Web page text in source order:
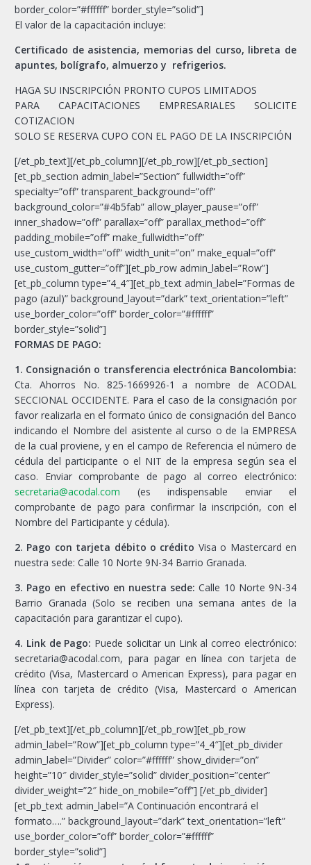
border_color=”#ffffff” border_style=”solid”]
El valor de la capacitación incluye:
Certificado de asistencia, memorias del curso, libreta de
apuntes, bolígrafo, almuerzo y refrigerios.
HAGA SU INSCRIPCIÓN PRONTO CUPOS LIMITADOS
PARA CAPACITACIONES EMPRESARIALES SOLICITE
COTIZACION
SOLO SE RESERVA CUPO CON EL PAGO DE LA INSCRIPCIÓN
[/et_pb_text][/et_pb_column][/et_pb_row][/et_pb_section]
[et_pb_section admin_label=”Section” fullwidth=”off”
specialty=”off” transparent_background=”off”
background_color=”#4b5fab” allow_player_pause=”off”
inner_shadow=”off” parallax=”off” parallax_method=”off”
padding_mobile=”off” make_fullwidth=”off”
use_custom_width=”off” width_unit=”on” make_equal=”off”
use_custom_gutter=”off”][et_pb_row admin_label=”Row”]
[et_pb_column type=”4_4″][et_pb_text admin_label=”Formas de
pago (azul)” background_layout=”dark” text_orientation=”left”
use_border_color=”off” border_color=”#ffffff”
border_style=”solid”]
FORMAS DE PAGO:
1. Consignación o transferencia electrónica Bancolombia:
Cta. Ahorros No. 825-1669926-1 a nombre de ACODAL
SECCIONAL OCCIDENTE. Para el caso de la consignación por
favor realizarla en el formato único de consignación del Banco
indicando el Nombre del asistente al curso o de la EMPRESA
de la cual proviene, y en el campo de Referencia el número de
cédula del participante o el NIT de la empresa según sea el
caso. Enviar comprobante de pago al correo electrónico:
secretaria@acodal.com (es indispensable enviar el
comprobante de pago para confirmar la inscripción, con el
Nombre del Participante y cédula).
2. Pago con tarjeta débito o crédito Visa o Mastercard en
nuestra sede: Calle 10 Norte 9N-34 Barrio Granada.
3. Pago en efectivo en nuestra sede: Calle 10 Norte 9N-34
Barrio Granada (Solo se reciben una semana antes de la
capacitación para garantizar el cupo).
4. Link de Pago: Puede solicitar un Link al correo electrónico:
secretaria@acodal.com, para pagar en línea con tarjeta de
crédito (Visa, Mastercard o American Express), para pagar en
línea con tarjeta de crédito (Visa, Mastercard o American
Express).
[/et_pb_text][/et_pb_column][/et_pb_row][et_pb_row
admin_label=”Row”][et_pb_column type=”4_4″][et_pb_divider
admin_label=”Divider” color=”#ffffff” show_divider=”on”
height=”10″ divider_style=”solid” divider_position=”center”
divider_weight=”2″ hide_on_mobile=”off”] [/et_pb_divider]
[et_pb_text admin_label=”A Continuación encontrará el
formato….” background_layout=”dark” text_orientation=”left”
use_border_color=”off” border_color=”#ffffff”
border_style=”solid”]